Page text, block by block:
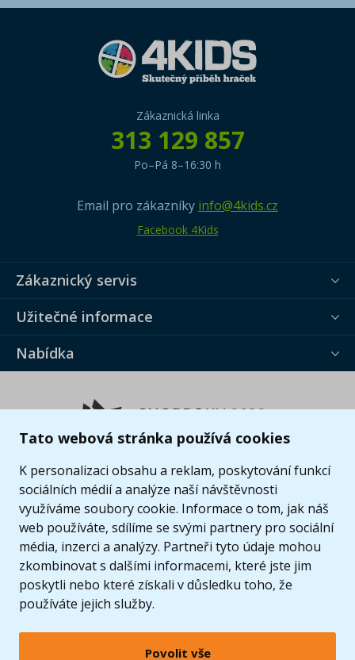
Tato webová stránka používá cookies
K personalizaci obsahu a reklam, poskytování funkcí
sociálních médií a analýze naší návštěvnosti
využíváme soubory cookie. Informace o tom, jak náš
web používáte, sdílíme se svými partnery pro sociální
média, inzerci a analýzy. Partneři tyto údaje mohou
zkombinovat s dalšími informacemi, které jste jim
poskytli nebo které získali v důsledku toho, že
používáte jejich služby.
Povolit vše
Zákaznická linka
313 129 857
Po–Pá 8–16:30 h
Email pro zákazníky info@4kids.cz
Facebook 4Kids
Zákaznický servis
Užitečné informace
Nabídka